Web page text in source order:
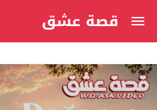
قصة عشق